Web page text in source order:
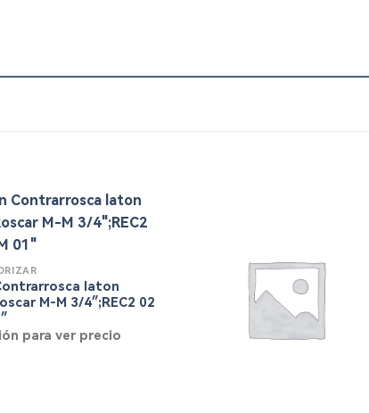
laton
M-M 3/4″;REC2 02
para ver precio